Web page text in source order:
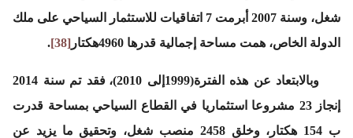
شغل، وسنة 2007 أبرمت 7 اتفاقيات للاستثمار السياحي على ملك
الدولة الخاص، همت مساحة إجمالية قدرها 4960هكتار
[38]
.
وبالابتعاد عن هذه الفترة(1999إلى 2010)، فقد تم سنة 2014
إنجاز 23 مشروعا استثماريا في القطاع السياحي بمساحة قدرت
ب 154 هكتار، وخلق 2458 منصب شغل، وتحقيق ما يزيد عن